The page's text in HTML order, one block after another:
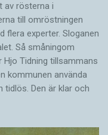
av rösterna i
till omröstningen
flera experter. Sloganen
Så småningom
Tidning tillsammans
kommunen använda
tidlös. Den är klar och